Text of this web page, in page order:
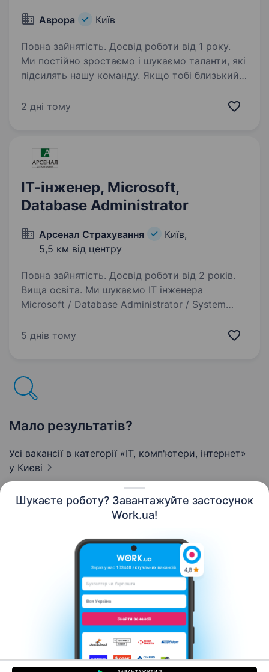
Шукаєте роботу? Завантажуйте застосунок
Work.ua!
Аврора Київ
Повна зайнятість. Досвід роботи від 1 року.
Ми постійно зростаємо і шукаємо таланти, які
підсилять нашу команду. Якщо тобі близький
відгукуйся на вакансію і давай знайомитись!
2 дні тому
ІТ-інженер, Microsoft,
Database Administrator
Арсенал Страхування
Київ,
5,5 км від центру
Повна зайнятість. Досвід роботи від 2 років.
Вища освіта. Ми шукаємо ІТ інженера
Microsoft / Database Administrator / System
буде відповідати за підтримку Microsoft-
5 днів тому
Мало результатів?
Усі вакансії в категорії «IT, комп'ютери, інтернет»
у Києві
Контакти Про нас
Кар’єра
Допомога Умови використання